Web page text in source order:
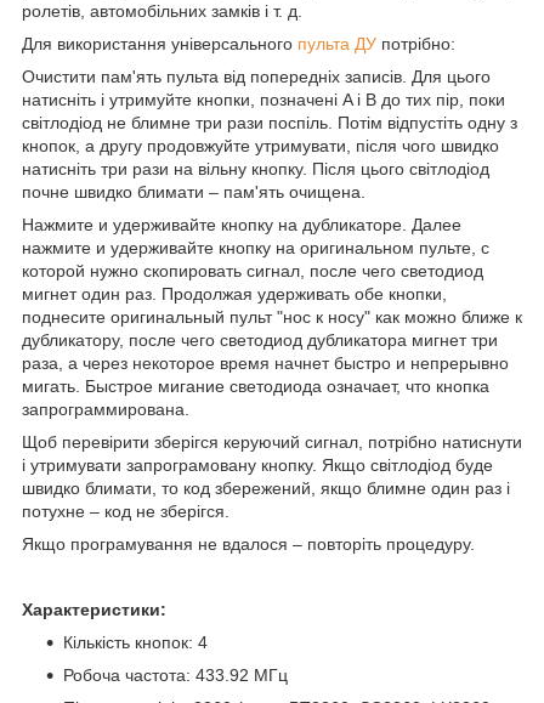
ролетів, автомобільних замків і т. д.
Для використання універсального пульта ДУ потрібно:
Очистити пам'ять пульта від попередніх записів. Для цього
натисніть і утримуйте кнопки, позначені A і B до тих пір, поки
світлодіод не блимне три рази поспіль. Потім відпустіть одну з
кнопок, а другу продовжуйте утримувати, після чого швидко
натисніть три рази на вільну кнопку. Після цього світлодіод
почне швидко блимати – пам'ять очищена.
Нажмите и удерживайте кнопку на дубликаторе. Далее
нажмите и удерживайте кнопку на оригинальном пульте, с
которой нужно скопировать сигнал, после чего светодиод
мигнет один раз. Продолжая удерживать обе кнопки,
поднесите оригинальный пульт "нос к носу" как можно ближе к
дубликатору, после чего светодиод дубликатора мигнет три
раза, а через некоторое время начнет быстро и непрерывно
мигать. Быстрое мигание светодиода означает, что кнопка
запрограммирована.
Щоб перевірити зберігся керуючий сигнал, потрібно натиснути
і утримувати запрограмовану кнопку. Якщо світлодіод буде
швидко блимати, то код збережений, якщо блимне один раз і
потухне – код не зберігся.
Якщо програмування не вдалося – повторіть процедуру.
Характеристики:
Кількість кнопок: 4
Робоча частота: 433.92 МГц